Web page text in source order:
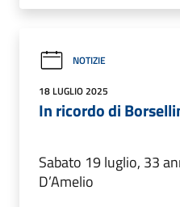
NOTIZIE
18 LUGLIO 2025
In ricordo di
Sabato 19 luglio, 33
D’Amelio